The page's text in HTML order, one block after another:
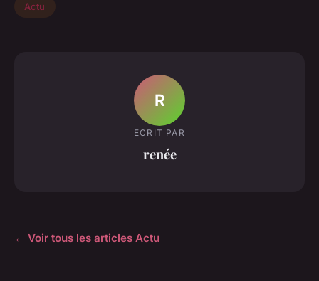
Actu
R
ECRIT PAR
renée
← Voir tous les articles Actu